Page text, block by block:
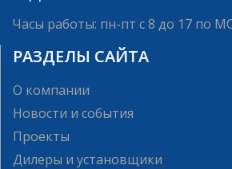
Часы работы: пн-пт с 8 до 17 по
РАЗДЕЛЫ САЙТА
О компании
Новости и события
Проекты
Дилеры и установщики